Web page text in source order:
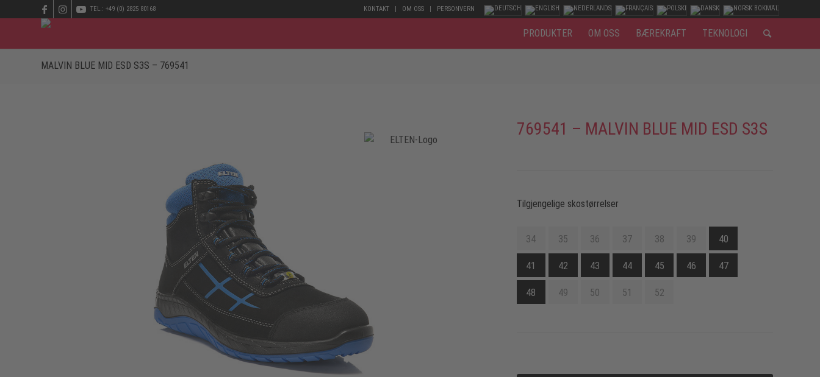
KONTAKT OM OSS PERSONVERN
TEL.: +49 (0) 2825 80168
PRODUKTER OM OSS BÆREKRAFT TEKNOLOGI
MALVIN BLUE MID ESD S3S – 769541
769541 – MALVIN BLUE MID ESD S3S
Tilgjengelige skostørrelser
34 35 36 37 38 39 40
41 42 43 44 45 46 47
48 49 50 51 52